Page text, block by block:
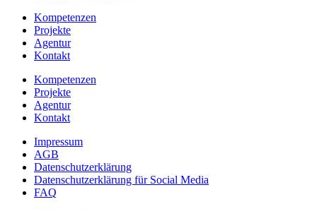
Kompetenzen
Projekte
Agentur
Kontakt
Kompetenzen
Projekte
Agentur
Kontakt
Impressum
AGB
Datenschutzerklärung
Datenschutzerklärung für Social Media
FAQ